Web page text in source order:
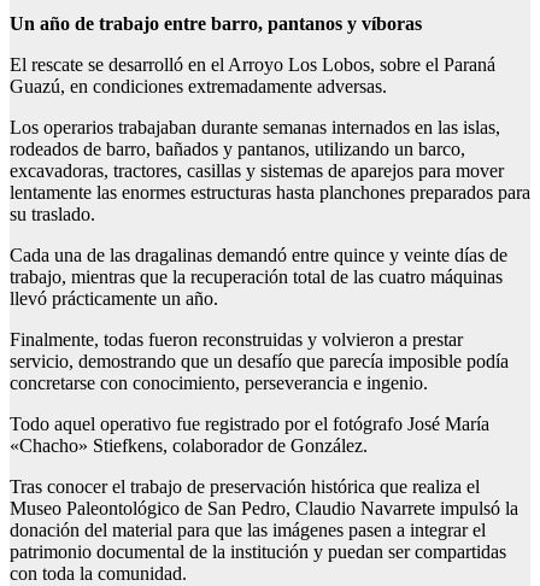
Un año de trabajo entre barro, pantanos y víboras
El rescate se desarrolló en el Arroyo Los Lobos, sobre el Paraná
Guazú, en condiciones extremadamente adversas.
Los operarios trabajaban durante semanas internados en las islas,
rodeados de barro, bañados y pantanos, utilizando un barco,
excavadoras, tractores, casillas y sistemas de aparejos para mover
lentamente las enormes estructuras hasta planchones preparados para
su traslado.
Cada una de las dragalinas demandó entre quince y veinte días de
trabajo, mientras que la recuperación total de las cuatro máquinas
llevó prácticamente un año.
Finalmente, todas fueron reconstruidas y volvieron a prestar
servicio, demostrando que un desafío que parecía imposible podía
concretarse con conocimiento, perseverancia e ingenio.
Todo aquel operativo fue registrado por el fotógrafo José María
«Chacho» Stiefkens, colaborador de González.
Tras conocer el trabajo de preservación histórica que realiza el
Museo Paleontológico de San Pedro, Claudio Navarrete impulsó la
donación del material para que las imágenes pasen a integrar el
patrimonio documental de la institución y puedan ser compartidas
con toda la comunidad.